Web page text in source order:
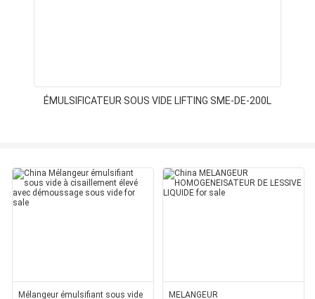
ÉMULSIFICATEUR SOUS VIDE LIFTING SME-DE-200L
Mélangeur émulsifiant sous vide
MELANGEUR